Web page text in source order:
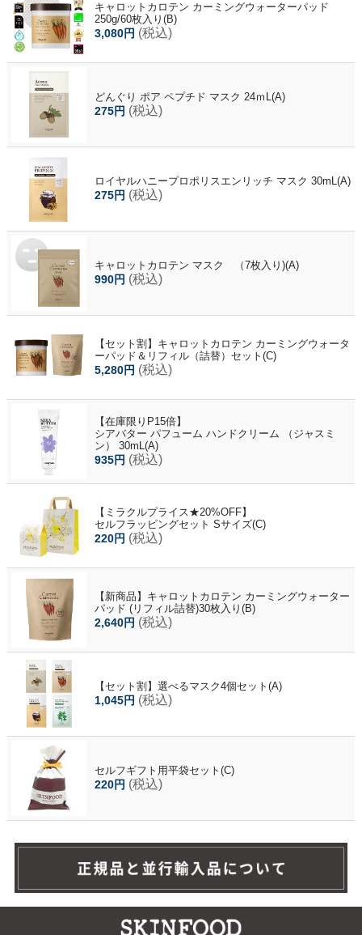
キャロットカロテン カーミングウォーターパッド
250g/60枚入り(B)
3,080円 (税込)
どんぐり ポア ペプチド マスク 24ｍL(A)
275円 (税込)
ロイヤルハニープロポリスエンリッチ マスク 30mL(A)
275円 (税込)
キャロットカロテン マスク （7枚入り)(A)
990円 (税込)
【セット割】キャロットカロテン カーミングウォータ
ーパッド＆リフィル（詰替）セット(C)
5,280円 (税込)
【在庫限りP15倍】
シアバター パフューム ハンドクリーム （ジャスミ
ン） 30mL(A)
935円 (税込)
【ミラクルプライス★20%OFF】
セルフラッピングセット Sサイズ(C)
220円 (税込)
【新商品】キャロットカロテン カーミングウォーター
パッド (リフィル詰替)30枚入り(B)
2,640円 (税込)
【セット割】選べるマスク4個セット(A)
1,045円 (税込)
セルフギフト用平袋セット(C)
220円 (税込)